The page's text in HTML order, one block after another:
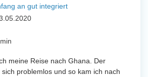
an gut integriert
meine Reise nach Ghana. Der
problemlos und so kam ich nach